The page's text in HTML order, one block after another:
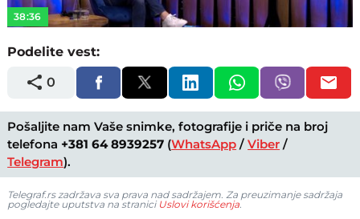
38:36
Podelite vest:
0
Pošaljite nam Vaše snimke, fotografije i priče na broj
telefona +381 64 8939257 (WhatsApp /Viber /
Telegram).
Telegraf.rs zadržava sva prava nad sadržajem. Za preuzimanje sadržaja
pogledajte uputstva na stranici Uslovi korišćenja.